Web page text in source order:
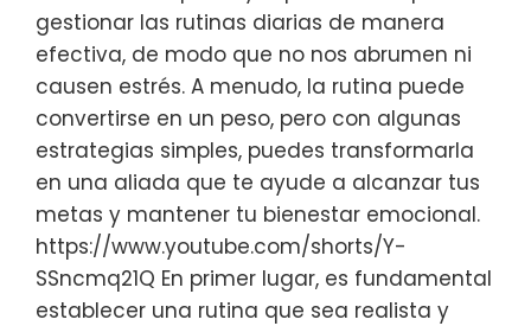
gestionar las rutinas diarias de manera
efectiva, de modo que no nos abrumen ni
causen estrés. A menudo, la rutina puede
convertirse en un peso, pero con algunas
estrategias simples, puedes transformarla
en una aliada que te ayude a alcanzar tus
metas y mantener tu bienestar emocional.
https://www.youtube.com/shorts/Y-
SSncmq21Q En primer lugar, es fundamental
establecer una rutina que sea realista y